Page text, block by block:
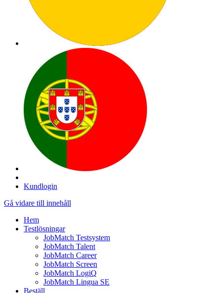
Kundlogin
Gå vidare till innehåll
Hem
Testlösningar
JobMatch Testsystem
JobMatch Talent
JobMatch Career
JobMatch Screen
JobMatch LogiQ
JobMatch Lingua SE
Beställ